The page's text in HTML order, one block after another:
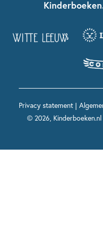
Kinderboeken diversiteit
Grappige kinderboeken
Spannende kinderboeken
Boekentips 12+ jaar
Voor volwassenen
Spekkie en Sproet
Maxi & Helium
Voor het onderwijs
Privacy statement|
© 2026,